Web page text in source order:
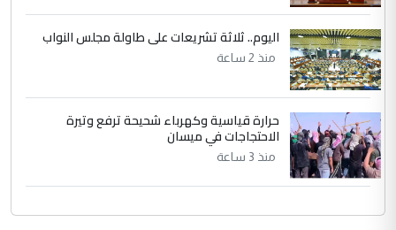
اليوم.. ثلاثة تشريعات على طاولة مجلس النواب
منذ 2 ساعة
حرارة قياسية وكهرباء شحيحة ترفع وتيرة
الاحتجاجات في ميسان
منذ 3 ساعة